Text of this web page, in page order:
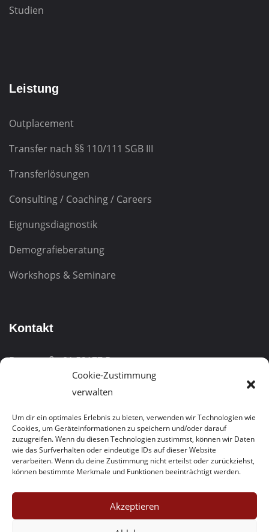
Cookie-Zustimmung
verwalten
Um dir ein optimales Erlebnis zu bieten, verwenden wir Technologien wie
Cookies, um Geräteinformationen zu speichern und/oder darauf
zuzugreifen. Wenn du diesen Technologien zustimmst, können wir Daten
wie das Surfverhalten oder eindeutige IDs auf dieser Website
verarbeiten. Wenn du deine Zustimmung nicht erteilst oder zurückziehst,
können bestimmte Merkmale und Funktionen beeinträchtigt werden.
Akzeptieren
Studien
Leistung
Outplacement
Transfer nach §§ 110/111 SGB III
Transferlösungen
Consulting / Coaching / Careers
Eignungsdiagnostik
Demografieberatung
Workshops & Seminare
Kontakt
Burgstraße 8153177 Bonn
0228 – 323005-0
E-Mail: info@bwabonn.de